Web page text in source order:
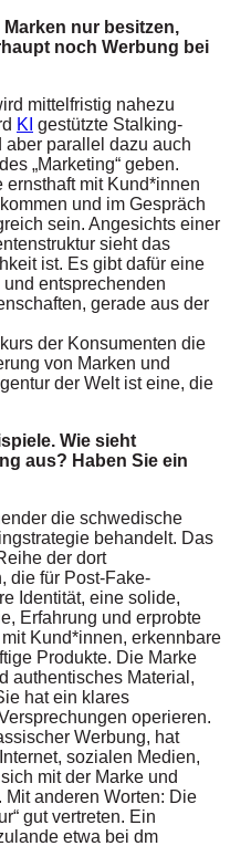
nur besitzen,
noch Werbung bei
mittelfristig nahezu
KI gestützte Stalking-
aber parallel dazu auch
„Marketing“ geben.
ernsthaft mit Kund*innen
und im Gespräch
sein. Angesichts einer
sieht das
ist. Es gibt dafür eine
entsprechenden
gerade aus der
der Konsumenten die
von Marken und
der Welt ist eine, die
Wie sieht
aus? Haben Sie ein
die schwedische
behandelt. Das
der dort
die für Post-Fake-
Identität, eine solide,
Erfahrung und erprobte
Kund*innen, erkennbare
Produkte. Die Marke
authentisches Material,
hat ein klares
operieren.
Werbung, hat
sozialen Medien,
mit der Marke und
Mit anderen Worten: Die
gut vertreten. Ein
etwa bei dm